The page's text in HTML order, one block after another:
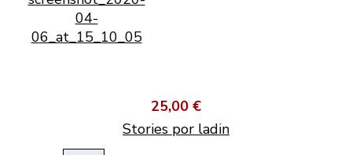
25,00 €
Stories por ladin